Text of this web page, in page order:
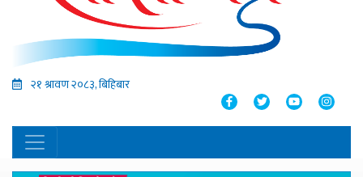
२१ श्रावण २०८३, बिहिबार